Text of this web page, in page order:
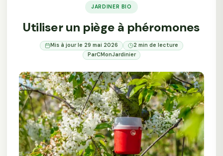
JARDINER BIO
Utiliser un piège à phéromones
Mis à jour le 29 mai 2026
2 min de lecture
ParCMonJardinier